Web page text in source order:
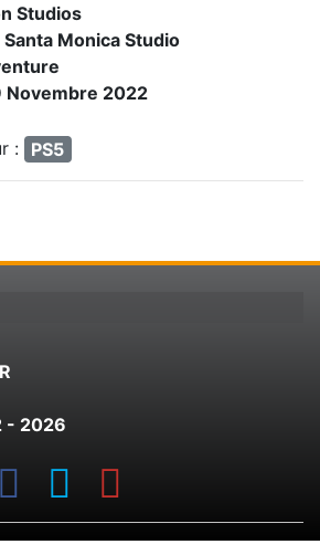
Studios
Santa Monica Studio
Novembre 2022
: PS5
- 2026